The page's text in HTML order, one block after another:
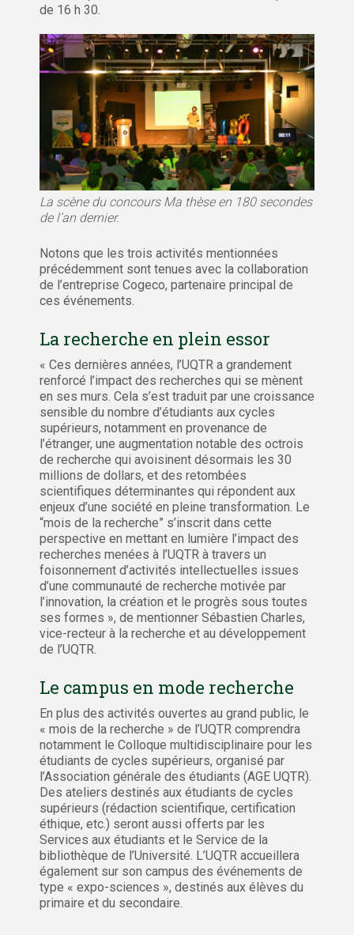
de 16 h 30.
La scène du concours Ma thèse en 180 secondes
de l’an dernier.
Notons que les trois activités mentionnées
précédemment sont tenues avec la collaboration
de l’entreprise Cogeco, partenaire principal de
ces événements.
La recherche en plein essor
« Ces dernières années, l’UQTR a grandement
renforcé l’impact des recherches qui se mènent
en ses murs. Cela s’est traduit par une croissance
sensible du nombre d’étudiants aux cycles
supérieurs, notamment en provenance de
l’étranger, une augmentation notable des octrois
de recherche qui avoisinent désormais les 30
millions de dollars, et des retombées
scientifiques déterminantes qui répondent aux
enjeux d’une société en pleine transformation. Le
“mois de la recherche” s’inscrit dans cette
perspective en mettant en lumière l’impact des
recherches menées à l’UQTR à travers un
foisonnement d’activités intellectuelles issues
d’une communauté de recherche motivée par
l’innovation, la création et le progrès sous toutes
ses formes », de mentionner Sébastien Charles,
vice-recteur à la recherche et au développement
de l’UQTR.
Le campus en mode recherche
En plus des activités ouvertes au grand public, le
« mois de la recherche » de l’UQTR comprendra
notamment le Colloque multidisciplinaire pour les
étudiants de cycles supérieurs, organisé par
l’Association générale des étudiants (AGE UQTR).
Des ateliers destinés aux étudiants de cycles
supérieurs (rédaction scientifique, certification
éthique, etc.) seront aussi offerts par les
Services aux étudiants et le Service de la
bibliothèque de l’Université. L’UQTR accueillera
également sur son campus des événements de
type « expo-sciences », destinés aux élèves du
primaire et du secondaire.